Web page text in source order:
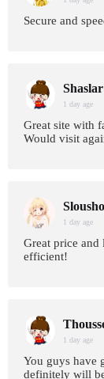
Secure and
1 day age
Great site with
Would visit
1 day age
Great price
efficient!
1 day age
You guys have
definitely will